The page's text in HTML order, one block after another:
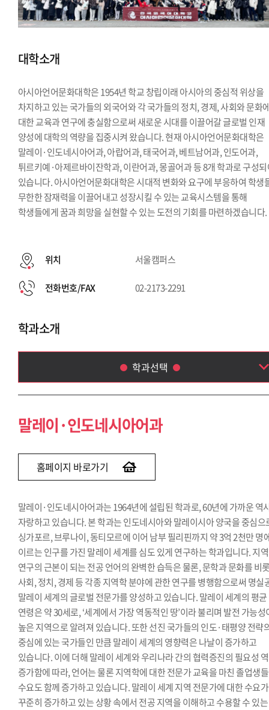
대학소개
아시아언어문화대학은 1954년 학교 창립이래 아시아의 중심적 위상을
차지하고 있는 국가들의 외국어와 각 국가들의 정치, 경제, 사회와 문화
대한 교육과 연구에 충실함으로써 새로운 시대를 이끌어갈 글로벌 인재
양성에 대학의 역량을 집중시켜 왔습니다. 현재 아시아언어문화대학은
말레이·인도네시아어과, 아랍어과, 태국어과, 베트남어과, 인도어과,
튀르키예·아제르바이잔학과, 이란어과, 몽골어과 등 8개 학과로 구성
있습니다. 아시아언어문화대학은 시대적 변화와 요구에 부응하여 학생
무한한 잠재력을 이끌어내고 성장시킬 수 있는 교육시스템을 통해
학생들에게 꿈과 희망을 실현할 수 있는 도전의 기회를 마련하겠습니다.
위치 서울캠퍼스
전화번호/FAX 02-2173-2291
학과소개
학과선택
말레이·인도네시아어과
태국학과
인도어과
튀르키예·아제르바이잔학과
몽골어과
말레이·인도네시아어과
홈페이지 바로가기
말레이·인도네시아어과는 1964년에 설립된 학과로, 60년에 가까운 역
자랑하고 있습니다. 본 학과는 인도네시아와 말레이시아 양국을 중심으
싱가포르, 브루나이, 동티모르에 이어 남부 필리핀까지 약 3억 2천만 명
이르는 인구를 가진 말레이 세계를 심도 있게 연구하는 학과입니다. 지
연구의 근본이 되는 전공 언어의 완벽한 습득은 물론, 문학과 문화를 비
사회, 정치, 경제 등 각종 지역학 분야에 관한 연구를 병행함으로써 명실
말레이 세계의 글로벌 전문가를 양성하고 있습니다. 말레이 세계의 평균
연령은 약 30세로, ‘세계에서 가장 역동적인 땅’이라 불리며 발전 가능성
높은 지역으로 알려져 있습니다. 또한 선진 국가들의 인도·태평양 전략
중심에 있는 국가들인 만큼 말레이 세계의 영향력은 나날이 증가하고
있습니다. 이에 더해 말레이 세계와 우리나라 간의 협력증진의 필요성
증가함에 따라, 언어는 물론 지역학에 대한 전문가 교육을 마친 졸업생
수요도 함께 증가하고 있습니다. 말레이 세계 지역 전문가에 대한 수요가
꾸준히 증가하고 있는 상황 속에서 전공 지역을 이해하고 수용할 수 있는